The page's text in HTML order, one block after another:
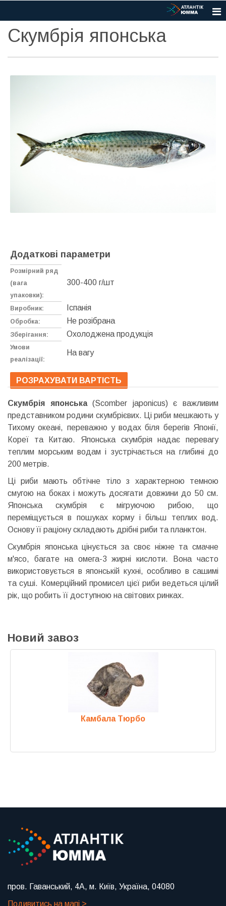
Скумбрія японська
Додаткові параметри
Розмірний ряд
(вага
упаковки):
300-400 г/шт
Виробник: Іспанія
Обробка: Не розібрана
Зберігання: Охолоджена продукція
Умови
реалізації:
На вагу
РОЗРАХУВАТИ ВАРТІСТЬ
Скумбрія японська(Scomber japonicus) є важливим
представником родини скумбрієвих. Ці риби мешкають у
Тихому океані, переважно у водах біля берегів Японії,
Кореї та Китаю. Японська скумбрія надає перевагу
теплим морським водам і зустрічається на глибині до
200 метрів.
Ці риби мають обтічне тіло з характерною темною
смугою на боках і можуть досягати довжини до 50 см.
Японська скумбрія є мігруючою рибою, що
переміщується в пошуках корму і більш теплих вод.
Основу її раціону складають дрібні риби та планктон.
Скумбрія японська цінується за своє ніжне та смачне
м'ясо, багате на омега-3 жирні кислоти. Вона часто
використовується в японській кухні, особливо в сашимі
та суші. Комерційний промисел цієї риби ведеться цілий
рік, що робить її доступною на світових ринках.
Новий завоз
Камбала Тюрбо
пров. Гаванський, 4А, м. Київ, Україна, 04080
Подивитись на мапі >